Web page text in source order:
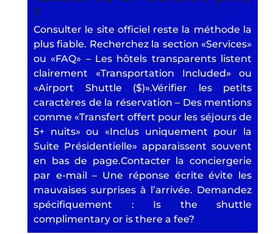
?
Consulter le site officiel reste la méthode la
plus fiable. Recherchez la section «Services»
ou «FAQ» – Les hôtels transparents listent
clairement «Transportation Included» ou
«Airport Shuttle ($)».Vérifier les petits
caractères de la réservation – Des mentions
comme «Transfert offert pour les séjours de
5+ nuits» ou «Inclus uniquement pour la
Suite Présidentielle» apparaissent souvent
en bas de page.Contacter la conciergerie
par e-mail – Une réponse écrite évite les
mauvaises surprises à l’arrivée. Demandez
spécifiquement : Is the shuttle
complimentary or is there a fee?